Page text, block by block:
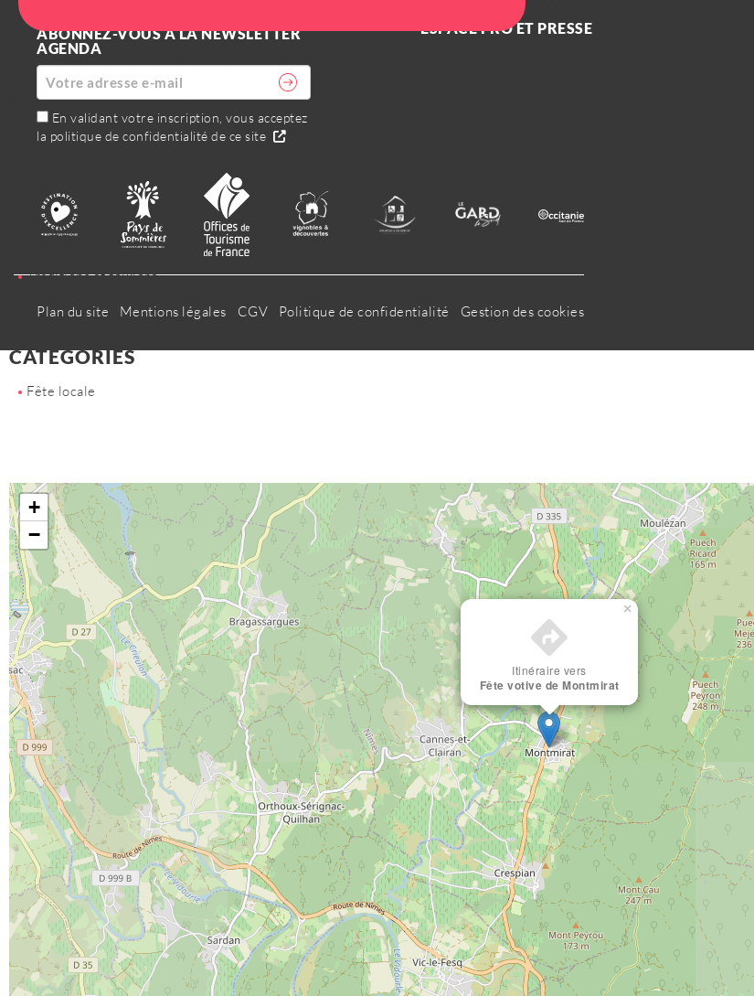
DATES DE LA MANIFESTATION
Prochaine programmation : saison 2027
TYPES
Traditions et folklore
CATÉGORIES
Fête locale
Itinéraire vers
Fête votive de Montmirat
×
+
−
ABONNEZ-VOUS À LA NEWSLETTER
AGENDA
En validant votre inscription, vous acceptez
la politique de confidentialité de ce site
ESPACE PRO ET PRESSE
Plan du site Mentions légales CGV Politique de confidentialité Gestion des cookies